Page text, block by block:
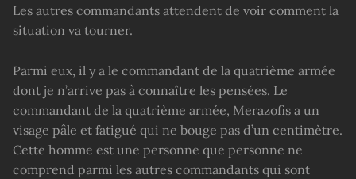
Les autres commandants attendent de voir comment la
situation va tourner.
Parmi eux, il y a le commandant de la quatrième armée
dont je n’arrive pas à connaître les pensées. Le
commandant de la quatrième armée, Merazofis a un
visage pâle et fatigué qui ne bouge pas d’un centimètre.
Cette homme est une personne que personne ne
comprend parmi les autres commandants qui sont